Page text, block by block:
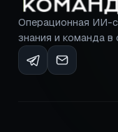
Операционная ИИ-
знания и команда